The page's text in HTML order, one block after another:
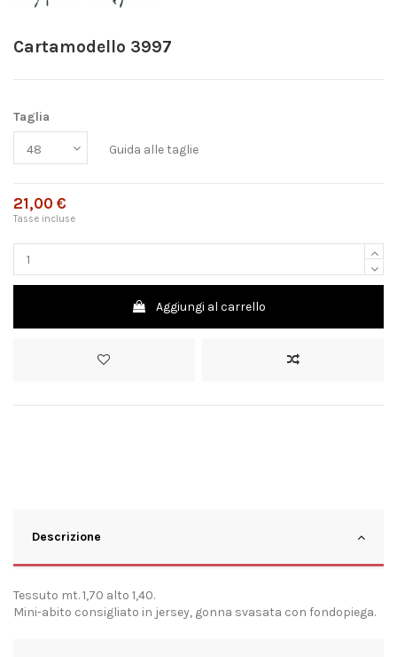
Cartamodello 3997
Taglia
Guida alle taglie
21,00 €
Tasse incluse
Aggiungi al carrello
Descrizione
Tessuto mt. 1,70 alto 1,40.
Mini-abito consigliato in jersey, gonna svasata con fondopiega.